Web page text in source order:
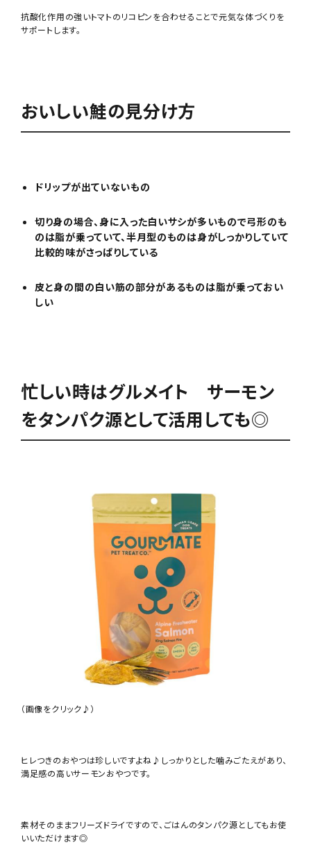
抗酸化作用の強いトマトのリコピンを合わせることで元気な体づくりを
サポートします。
おいしい鮭の見分け方
ドリップが出ていないもの
切り身の場合、身に入った白いサシが多いもので弓形のも
のは脂が乗っていて、半月型のものは身がしっかりしていて
比較的味がさっぱりしている
皮と身の間の白い筋の部分があるものは脂が乗っておい
しい
忙しい時はグルメイト サーモン
をタンパク源として活用しても◎
（画像をクリック♪）
ヒレつきのおやつは珍しいですよね♪しっかりとした噛みごたえがあり、
満足感の高いサーモンおやつです。
素材そのままフリーズドライですので、ごはんのタンパク源としてもお使
いいただけます◎